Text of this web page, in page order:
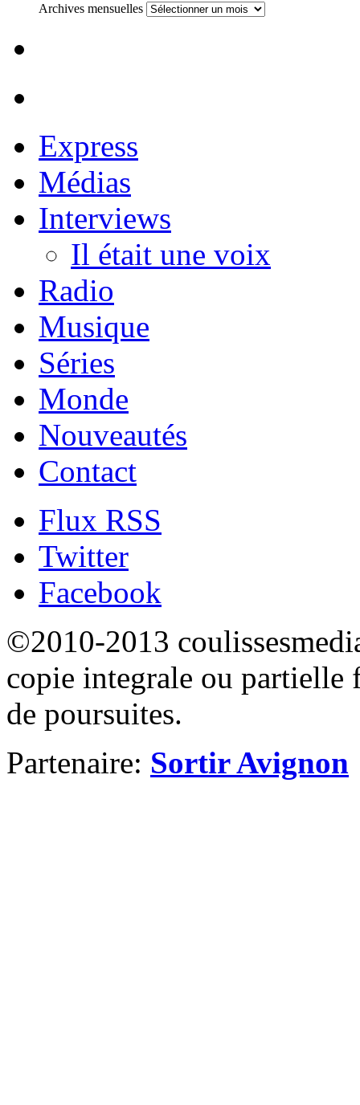
Archives mensuelles
Express
Médias
Interviews
Il était une voix
Radio
Musique
Séries
Monde
Nouveautés
Contact
Flux RSS
Twitter
Facebook
©2010-2013
copie integrale ou partielle
de poursuites.
Partenaire: Sortir Avignon